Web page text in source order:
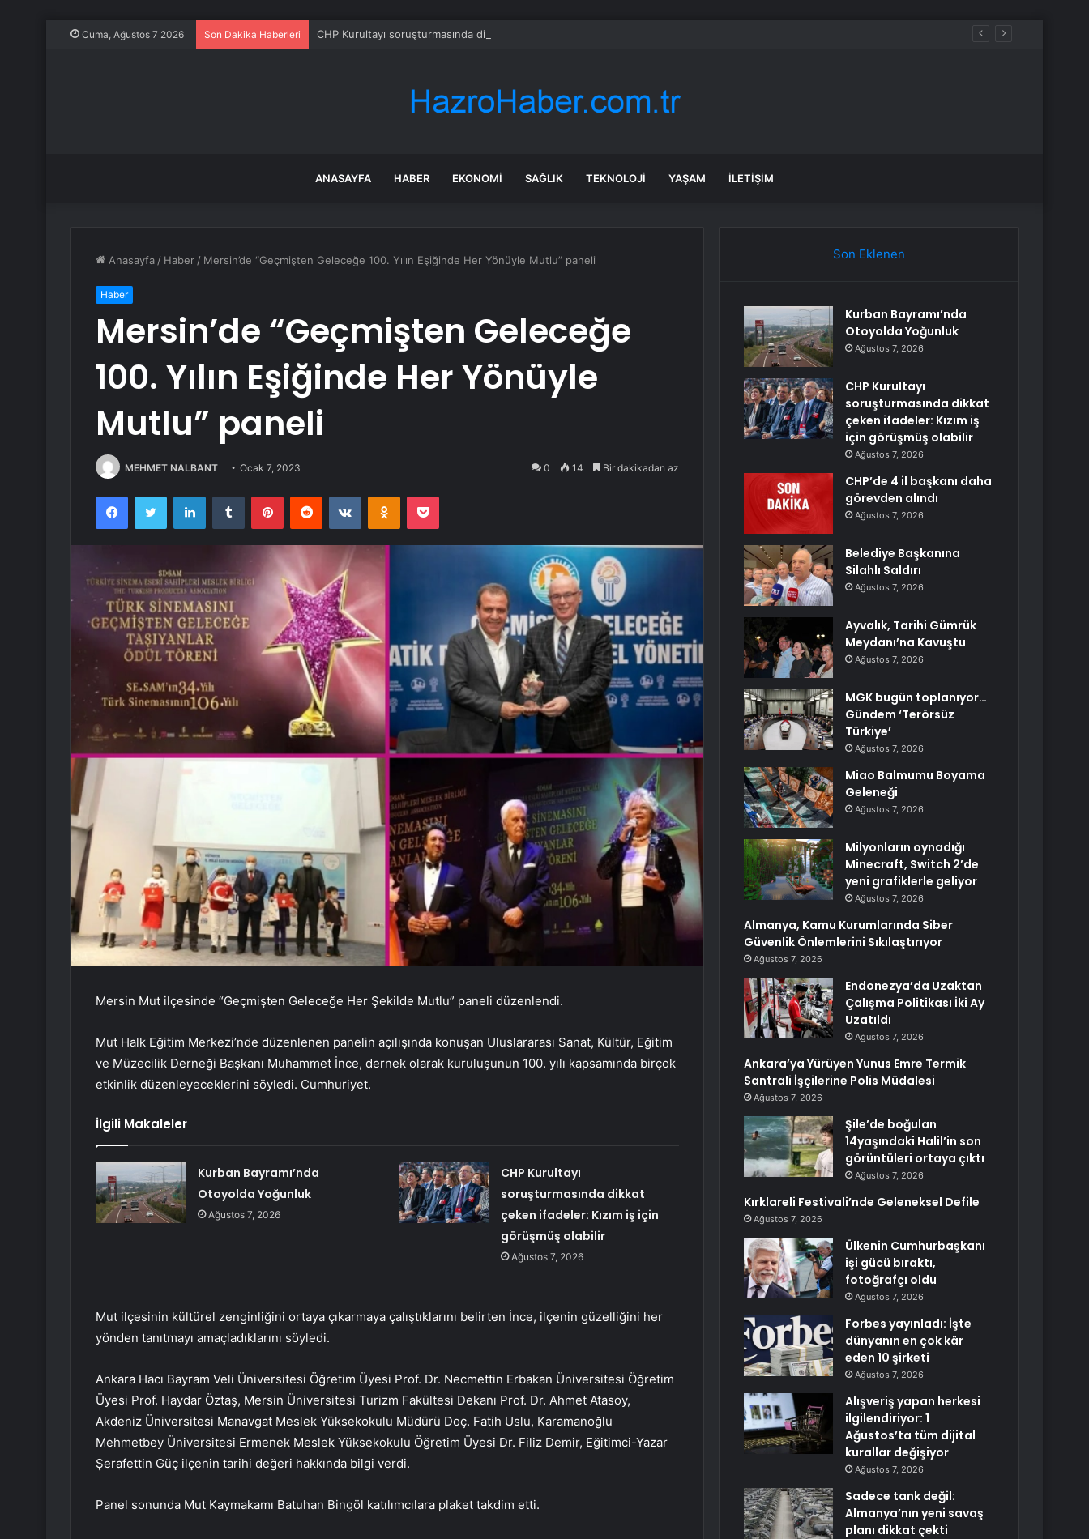
Cuma, Ağustos 7 2026 Son Dakika Haberleri CHP Kurultayı soruşturmasında dikkat çeken ifadeler: Kızım iş için görüşmüş olabilir
ANASAYFA HABER EKONOMI SAĞLIK TEKNOLOJI YAŞAM İLETIŞIM
Anasayfa / Haber / Mersin’de “Geçmişten Geleceğe 100. Yılın Eşiğinde Her Yönüyle Mutlu” paneli
Haber
Mersin’de “Geçmişten Geleceğe
100. Yılın Eşiğinde Her Yönüyle
Mutlu” paneli
MEHMET NALBANT Ocak 7, 2023 0 14 Bir dakikadan az
FacebookTwitter LinkedInTumblr PinterestReddit VKontakteOdnoklassniki
Pocket
Mersin Mut ilçesinde “Geçmişten Geleceğe Her Şekilde Mutlu” paneli düzenlendi.
Mut Halk Eğitim Merkezi’nde düzenlenen panelin açılışında konuşan Uluslararası Sanat, Kültür, Eğitim
ve Müzecilik Derneği Başkanı Muhammet İnce, dernek olarak kuruluşunun 100. yılı kapsamında birçok
etkinlik düzenleyeceklerini söyledi. Cumhuriyet.
İlgili Makaleler
Kurban Bayramı’nda
Otoyolda Yoğunluk
Ağustos 7, 2026
CHP Kurultayı
soruşturmasında dikkat
çeken ifadeler: Kızım iş için
görüşmüş olabilir
Ağustos 7, 2026
Mut ilçesinin kültürel zenginliğini ortaya çıkarmaya çalıştıklarını belirten İnce, ilçenin güzelliğini her
yönden tanıtmayı amaçladıklarını söyledi.
Ankara Hacı Bayram Veli Üniversitesi Öğretim Üyesi Prof. Dr. Necmettin Erbakan Üniversitesi Öğretim
Üyesi Prof. Haydar Öztaş, Mersin Üniversitesi Turizm Fakültesi Dekanı Prof. Dr. Ahmet Atasoy,
Akdeniz Üniversitesi Manavgat Meslek Yüksekokulu Müdürü Doç. Fatih Uslu, Karamanoğlu
Mehmetbey Üniversitesi Ermenek Meslek Yüksekokulu Öğretim Üyesi Dr. Filiz Demir, Eğitimci-Yazar
Şerafettin Güç ilçenin tarihi değeri hakkında bilgi verdi.
Panel sonunda Mut Kaymakamı Batuhan Bingöl katılımcılara plaket takdim etti.
Son Eklenen
Kurban Bayramı’nda
Otoyolda Yoğunluk
Ağustos 7, 2026
CHP Kurultayı
soruşturmasında dikkat
çeken ifadeler: Kızım iş
için görüşmüş olabilir
Ağustos 7, 2026
CHP’de 4 il başkanı daha
görevden alındı
Ağustos 7, 2026
Belediye Başkanına
Silahlı Saldırı
Ağustos 7, 2026
Ayvalık, Tarihi Gümrük
Meydanı’na Kavuştu
Ağustos 7, 2026
MGK bugün toplanıyor…
Gündem ‘Terörsüz
Türkiye’
Ağustos 7, 2026
Miao Balmumu Boyama
Geleneği
Ağustos 7, 2026
Milyonların oynadığı
Minecraft, Switch 2’de
yeni grafiklerle geliyor
Ağustos 7, 2026
Almanya, Kamu Kurumlarında Siber
Güvenlik Önlemlerini Sıkılaştırıyor
Ağustos 7, 2026
Endonezya’da Uzaktan
Çalışma Politikası İki Ay
Uzatıldı
Ağustos 7, 2026
Ankara’ya Yürüyen Yunus Emre Termik
Santrali İşçilerine Polis Müdalesi
Ağustos 7, 2026
Şile’de boğulan
14yaşındaki Halil’in son
görüntüleri ortaya çıktı
Ağustos 7, 2026
Kırklareli Festivali’nde Geleneksel Defile
Ağustos 7, 2026
Ülkenin Cumhurbaşkanı
işi gücü bıraktı,
fotoğrafçı oldu
Ağustos 7, 2026
Forbes yayınladı: İşte
dünyanın en çok kâr
eden 10 şirketi
Ağustos 7, 2026
Alışveriş yapan herkesi
ilgilendiriyor: 1
Ağustos’ta tüm dijital
kurallar değişiyor
Ağustos 7, 2026
Sadece tank değil:
Almanya’nın yeni savaş
planı dikkat çekti